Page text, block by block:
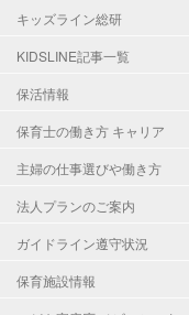
キッズライン総研
KIDSLINE記事一覧
保活情報
保育士の働き方 キャリア
主婦の仕事選びや働き方
法人プランのご案内
ガイドライン遵守状況
保育施設情報